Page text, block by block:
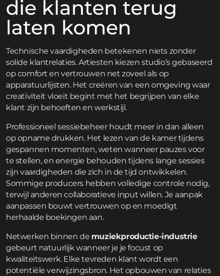
die klanten terug
laten komen
Technische vaardigheden betekenen niets zonder
solide klantrelaties. Artiesten kiezen studio’s gebaseerd
op comfort en vertrouwen net zoveel als op
apparatuurlijsten. Het creëren van een omgeving waar
creativiteit vloeit begint met het begrijpen van elke
klant zijn behoeften en werkstijl.
Professioneel sessiebeheer houdt meer in dan alleen
op opname drukken. Het lezen van de kamer tijdens
gespannen momenten, weten wanneer pauzes voor
te stellen, en energie behouden tijdens lange sessies
zijn vaardigheden die zich in de tijd ontwikkelen.
Sommige producers hebben volledige controle nodig,
terwijl anderen collaboratieve input willen. Je aanpak
aanpassen bouwt vertrouwen op en moedigt
herhaalde boekingen aan.
Netwerken binnen de muziekproductie-industrie
gebeurt natuurlijk wanneer je je focust op
kwaliteitswerk. Elke tevreden klant wordt een
potentiële verwijzingsbron. Het opbouwen van relaties